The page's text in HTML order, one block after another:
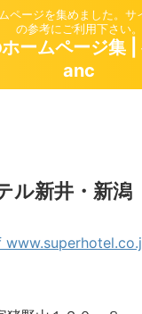
ページを集めました。サ
の参考にご利用下さい。
ームページ集
anc
ル新井・新潟